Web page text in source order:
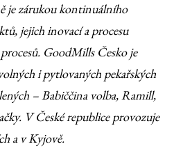
je zárukou kontinuálního
jejich inovací a procesu
GoodMills Česko je
i pytlovaných pekařských
– Babiččina volba, Ramill,
V České republice provozuje
a v Kyjově.